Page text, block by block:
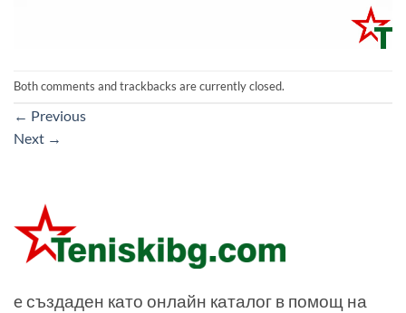
Both comments and trackbacks are currently closed.
← Previous
Next →
e създаден като онлайн каталог в помощ на